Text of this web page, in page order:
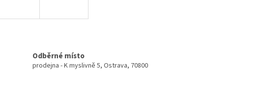
Odběrné místo
prodejna - K myslivně 5, Ostrava, 70800